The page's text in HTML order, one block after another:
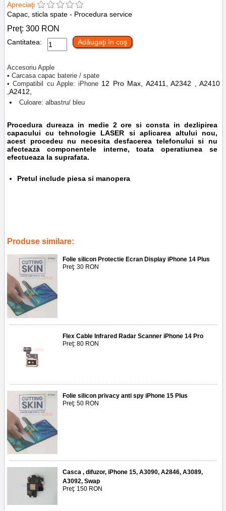
Apreciaţi
Capac, sticla spate - Procedura service
Preţ: 300 RON
Cantitatea: Adăugaţi în coş
Accesoriu Apple
• Carcasa capac baterie / spate
• Compatibil cu Apple: iPhone 12 Pro Max,A2411, A2342 , A2410
,A2412,
Culoare: albastru/ bleu
Procedura dureaza in medie 2 ore si consta in dezlipirea
capacului cu tehnologie LASER si aplicarea altului nou,
acest procedeu nu necesita desfacerea telefonului si nu
afecteaza componentele interne, toata operatiunea se
efectueaza la suprafata.
Pretul include piesa si manopera
Produse similare:
Folie silicon Protectie Ecran Display iPhone 14 Plus
Preţ: 30 RON
Flex Cable Infrared Radar Scanner iPhone 14 Pro
Preţ: 80 RON
Folie silicon privacy anti spy iPhone 15 Plus
Preţ: 50 RON
Casca , difuzor, iPhone 15, A3090, A2846, A3089,
A3092, Swap
Preţ: 150 RON